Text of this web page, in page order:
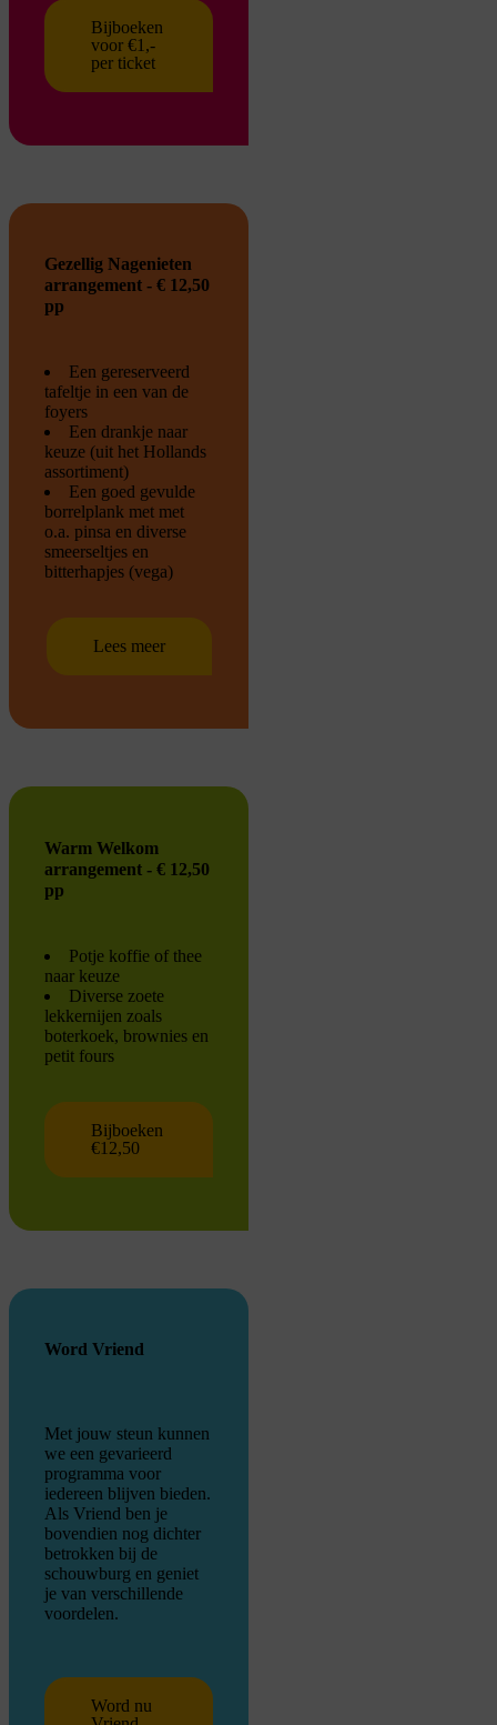
Bijboeken
voor €1,-
per ticket
Gezellig Nagenieten
arrangement - € 12,50
pp
Een gereserveerd
tafeltje in een van de
foyers
Een drankje naar
keuze (uit het Hollands
assortiment)
Een goed gevulde
borrelplank met met
o.a. pinsa en diverse
smeerseltjes en
bitterhapjes (vega)
Lees meer
Warm Welkom
arrangement - € 12,50
pp
Potje koffie of thee
naar keuze
Diverse zoete
lekkernijen zoals
boterkoek, brownies en
petit fours
Bijboeken
€12,50
Word Vriend
Met jouw steun kunnen
we een gevarieerd
programma voor
iedereen blijven bieden.
Als Vriend ben je
bovendien nog dichter
betrokken bij de
schouwburg en geniet
je van verschillende
voordelen.
Word nu